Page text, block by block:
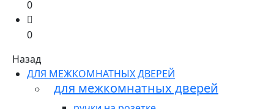
0
0
Назад
ДЛЯ МЕЖКОМНАТНЫХ ДВЕРЕЙ
для межкомнатных дверей